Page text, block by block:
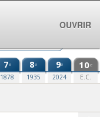
7e
1878
8e
1935
9e
2024
10e
E.C.
OUVRIR